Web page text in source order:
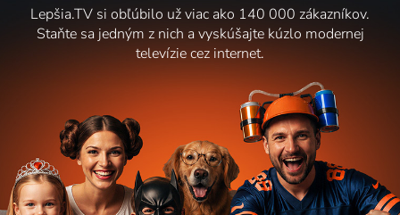
Lepšia.TV si obľúbilo už viac ako 140 000 zákazníkov.
Staňte sa jedným z nich a vyskúšajte kúzlo modernej
televízie cez internet.